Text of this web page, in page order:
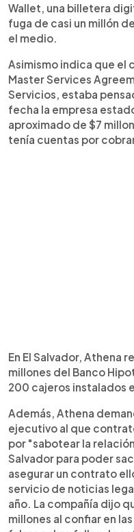
Wallet, una billetera
fuga de casi un millón
el medio.
Asimismo indica que el
Master Services
Servicios, estaba
fecha la empresa
aproximado de $7
tenía cuentas por
En El Salvador, Athena
millones del Banco
200 cajeros instalados
Además, Athena
ejecutivo al que
por "sabotear la
Salvador para poder
asegurar un contrato
servicio de noticias
año. La compañía dijo
millones al confiar en